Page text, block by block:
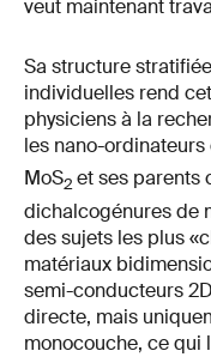
veut maintenant
Sa structure
individuelles rend
physiciens à la
les nano-
MoS2et ses parents
dichalcogénures de
des sujets les plus
matériaux
semi-conducteurs
directe, mais
monocouche, ce